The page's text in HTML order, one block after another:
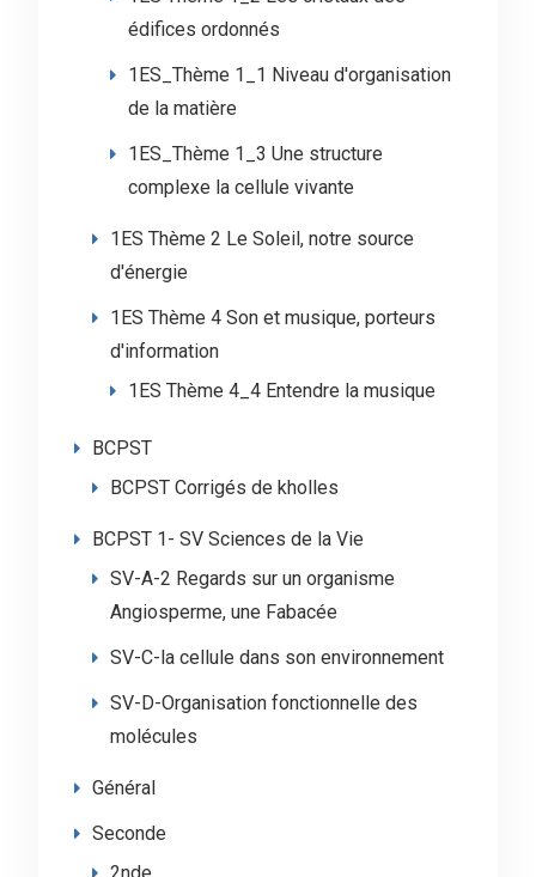
édifices ordonnés
1ES_Thème 1_1 Niveau d'organisation
de la matière
1ES_Thème 1_3 Une structure
complexe la cellule vivante
1ES Thème 2 Le Soleil, notre source
d'énergie
1ES Thème 4 Son et musique, porteurs
d'information
1ES Thème 4_4 Entendre la musique
BCPST
BCPST Corrigés de kholles
BCPST 1- SV Sciences de la Vie
SV-A-2 Regards sur un organisme
Angiosperme, une Fabacée
SV-C-la cellule dans son environnement
SV-D-Organisation fonctionnelle des
molécules
Général
Seconde
2nde